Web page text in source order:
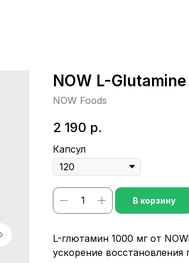
NOW L-
NOW Foods
2 190 р.
Капсул
В корзину
L-глютамин 1000 мг от
ускорение восстановления